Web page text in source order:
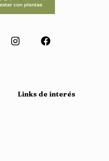
Links de interés